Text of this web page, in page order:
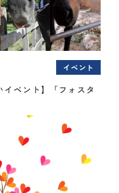
イベント
ベント】「フォスタ